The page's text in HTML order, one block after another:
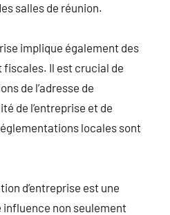
salles de réunion.
implique également des
Il est crucial de
de l’adresse de
de l’entreprise et de
locales sont
d’entreprise est une
non seulement